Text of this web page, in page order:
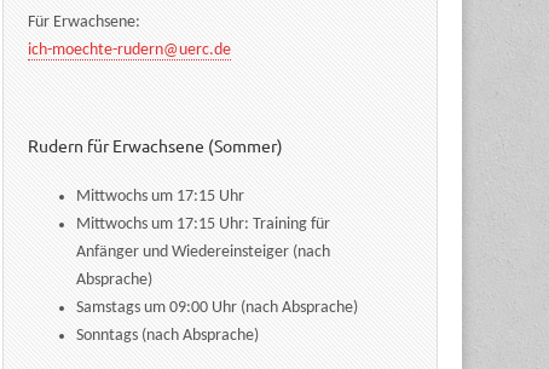
Für Erwachsene:
ich-moechte-rudern@uerc.de
Rudern für Erwachsene (Sommer)
Mittwochs um 17:15 Uhr
Mittwochs um 17:15 Uhr: Training für
Anfänger und Wiedereinsteiger (nach
Absprache)
Samstags um 09:00 Uhr (nach Absprache)
Sonntags (nach Absprache)